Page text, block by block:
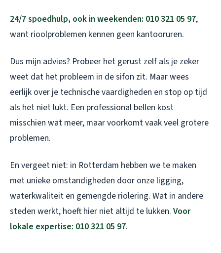
24/7 spoedhulp, ook in weekenden: 010 321 05 97,
want rioolproblemen kennen geen kantooruren.
Dus mijn advies? Probeer het gerust zelf als je zeker
weet dat het probleem in de sifon zit. Maar wees
eerlijk over je technische vaardigheden en stop op tijd
als het niet lukt. Een professional bellen kost
misschien wat meer, maar voorkomt vaak veel grotere
problemen.
En vergeet niet: in Rotterdam hebben we te maken
met unieke omstandigheden door onze ligging,
waterkwaliteit en gemengde riolering. Wat in andere
steden werkt, hoeft hier niet altijd te lukken. Voor
lokale expertise: 010 321 05 97.